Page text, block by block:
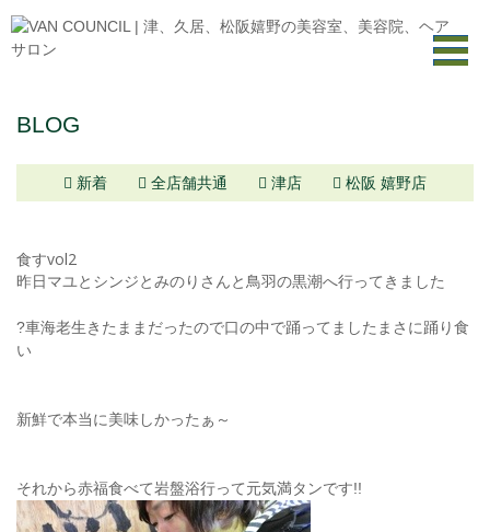
BLOG
新着 全店舗共通 津店 松阪 嬉野店
食すvol2
昨日マユとシンジとみのりさんと鳥羽の黒潮へ行ってきました
?車海老生きたままだったので口の中で踊ってましたまさに踊り食
い
新鮮で本当に美味しかったぁ～
それから赤福食べて岩盤浴行って元気満タンです!!